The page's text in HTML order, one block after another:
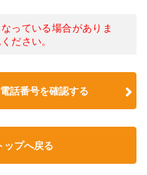
っている場合がありま
ださい。
話番号を確認する
ップへ戻る